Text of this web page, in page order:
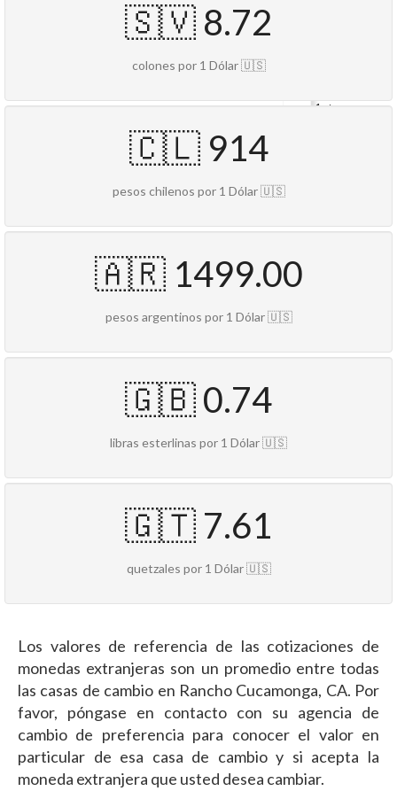
1st
🇸🇻 8.72
colones por 1 Dólar 🇺🇸
🇨🇱 914
pesos chilenos por 1 Dólar 🇺🇸
🇦🇷 1499.00
pesos argentinos por 1 Dólar 🇺🇸
🇬🇧 0.74
libras esterlinas por 1 Dólar 🇺🇸
🇬🇹 7.61
quetzales por 1 Dólar 🇺🇸
Los valores de referencia de las cotizaciones de
monedas extranjeras son un promedio entre todas
las casas de cambio en Rancho Cucamonga, CA. Por
favor, póngase en contacto con su agencia de
cambio de preferencia para conocer el valor en
particular de esa casa de cambio y si acepta la
moneda extranjera que usted desea cambiar.